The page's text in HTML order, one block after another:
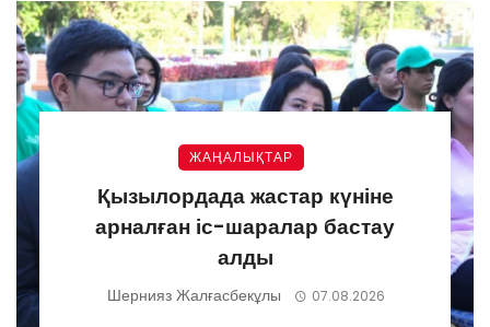
ЖАҢАЛЫҚТАР
Қызылордада жастар күніне
арналған іс-шаралар бастау
алды
Шернияз Жалғасбекұлы 07.08.2026